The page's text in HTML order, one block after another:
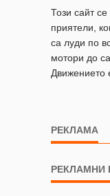
Този сайт
приятели,
са луди по
мотори до
Движението
РЕКЛАМА
РЕКЛАМНИ